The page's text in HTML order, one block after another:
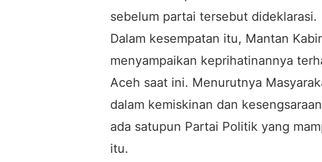
sebelum partai tersebut dideklarasi.
Dalam kesempatan itu, Mantan
menyampaikan keprihatinannya
Aceh saat ini. Menurutnya
dalam kemiskinan dan
ada satupun Partai Politik yang
itu.